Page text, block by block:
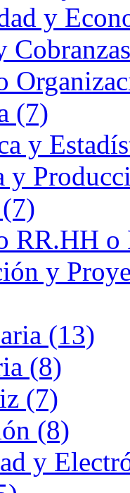
y
(7)
y
y
RR.HH
y
(13)
(8)
(7)
(8)
y